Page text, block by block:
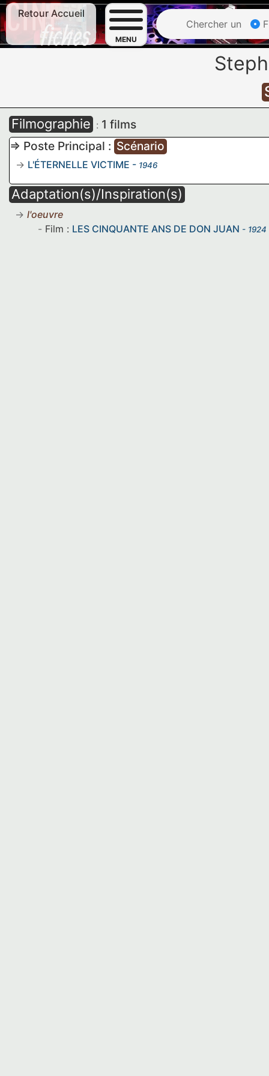
Retour Accueil
MENU
Chercher un
Filmographie : 1 films
=> Poste Principal : Scénario
L'ÉTERNELLE VICTIME - 1946
Adaptation(s)/Inspiration(s)
l'oeuvre
Film : LES CINQUANTE ANS DE DON JUAN - 1924